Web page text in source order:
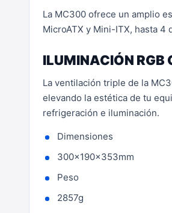
La MC300 ofrece un amplio
MicroATX y Mini-ITX, hasta 4
ILUMINACIÓN
La ventilación triple de la
elevando la estética de tu
refrigeración e iluminación.
Dimensiones
300x190x353mm
Peso
2857g